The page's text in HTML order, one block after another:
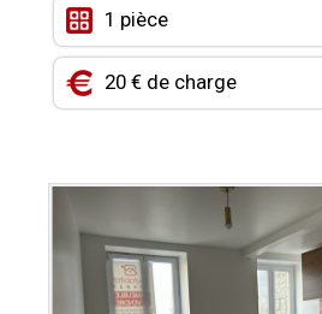
MON COMPTE
1 pièce
20 € de charge